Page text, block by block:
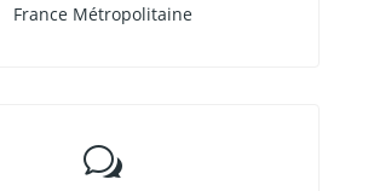
France Métropolitaine
w